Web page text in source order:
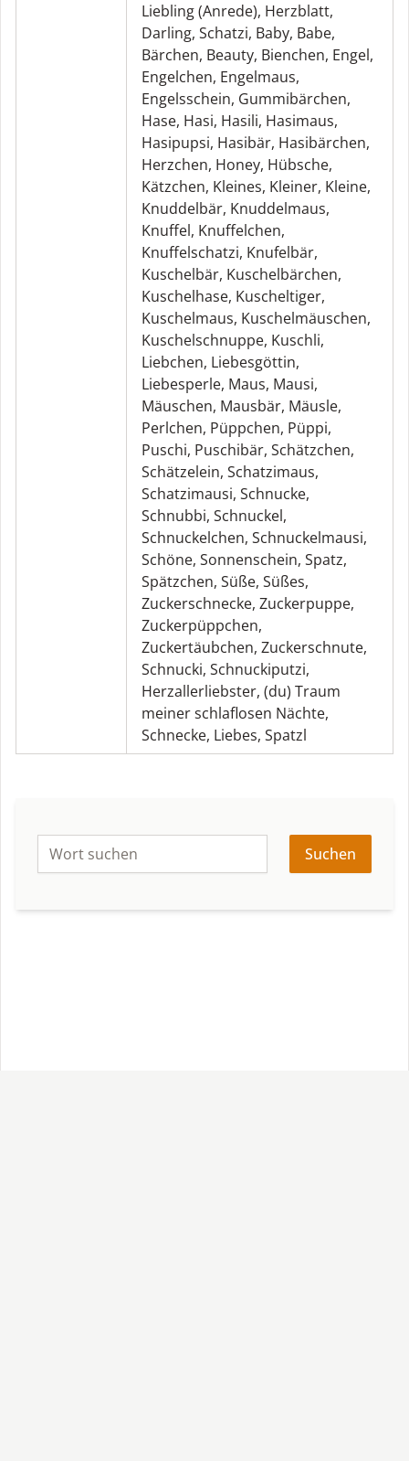
Liebling (Anrede), Herzblatt,
Darling, Schatzi, Baby, Babe,
Bärchen, Beauty, Bienchen, Engel,
Engelchen, Engelmaus,
Engelsschein, Gummibärchen,
Hase, Hasi, Hasili, Hasimaus,
Hasipupsi, Hasibär, Hasibärchen,
Herzchen, Honey, Hübsche,
Kätzchen, Kleines, Kleiner, Kleine,
Knuddelbär, Knuddelmaus,
Knuffel, Knuffelchen,
Knuffelschatzi, Knufelbär,
Kuschelbär, Kuschelbärchen,
Kuschelhase, Kuscheltiger,
Kuschelmaus, Kuschelmäuschen,
Kuschelschnuppe, Kuschli,
Liebchen, Liebesgöttin,
Liebesperle, Maus, Mausi,
Mäuschen, Mausbär, Mäusle,
Perlchen, Püppchen, Püppi,
Puschi, Puschibär, Schätzchen,
Schätzelein, Schatzimaus,
Schatzimausi, Schnucke,
Schnubbi, Schnuckel,
Schnuckelchen, Schnuckelmausi,
Schöne, Sonnenschein, Spatz,
Spätzchen, Süße, Süßes,
Zuckerschnecke, Zuckerpuppe,
Zuckerpüppchen,
Zuckertäubchen, Zuckerschnute,
Schnucki, Schnuckiputzi,
Herzallerliebster, (du) Traum
meiner schlaflosen Nächte,
Schnecke, Liebes, Spatzl
Suchen